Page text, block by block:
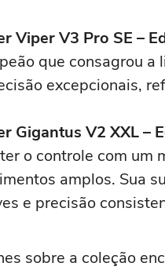
Viper V3 Pro SE –
que consagrou a
excepcionais,
Gigantus V2 XXL –
o controle com um
amplos. Sua
e precisão
sobre a coleção